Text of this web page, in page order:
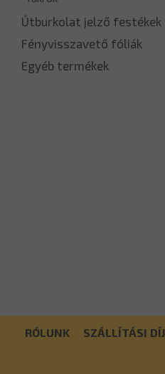
Útburkolat jelző festékek
Fényvisszavető fóliák
Egyéb termékek
RÓLUNK SZÁLLÍTÁSI